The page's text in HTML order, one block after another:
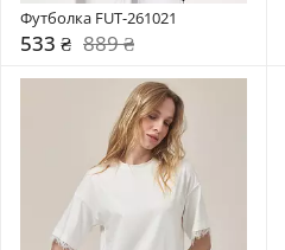
Футболка FUT-261021
533 ₴ 889 ₴